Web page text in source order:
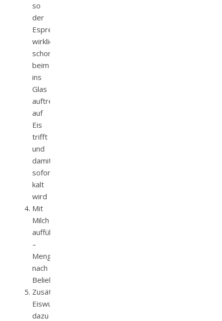
so
der
Espresso
wirklich
schon
beim
ins
Glas
auftreffen
auf
Eis
trifft
und
damit
sofort
kalt
wird
Mit
Milch
auffüllen
–
Menge
nach
Belieben
Zusätzliche
Eiswürfel
dazu